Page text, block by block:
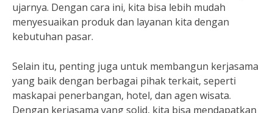
ujarnya. Dengan cara ini, kita bisa lebih mudah
menyesuaikan produk dan layanan kita dengan
kebutuhan pasar.
Selain itu, penting juga untuk membangun kerjasama
yang baik dengan berbagai pihak terkait, seperti
maskapai penerbangan, hotel, dan agen wisata.
Dengan kerjasama yang solid, kita bisa mendapatkan